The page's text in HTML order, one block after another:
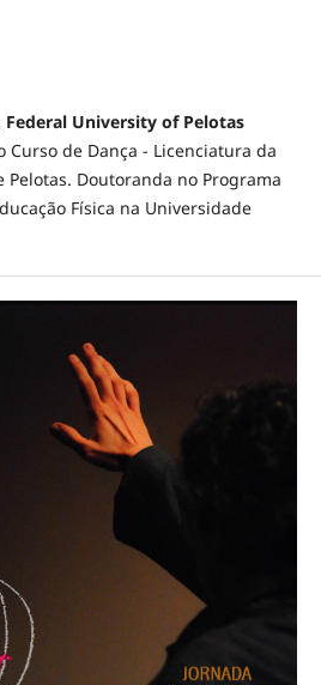
Federal University of Pelotas
Curso de Dança - Licenciatura da
Pelotas. Doutoranda no Programa
Física na Universidade